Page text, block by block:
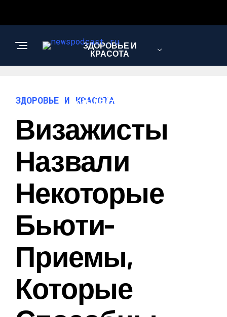
ЗДОРОВЬЕ И
КРАСОТА
ИНТЕРЕСНОЕ И
ПОЗНАВАТЕЛЬНОЕ
ЗДОРОВЬЕ И КРАСОТА
Визажисты
Назвали
Некоторые
Бьюти-
Приемы,
Которые